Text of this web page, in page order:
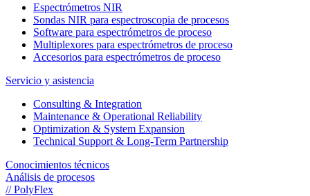
Espectrómetros NIR
Sondas NIR para espectroscopia de procesos
Software para espectrómetros de proceso
Multiplexores para espectrómetros de proceso
Accesorios para espectrómetros de proceso
Servicio y asistencia
Consulting & Integration
Maintenance & Operational Reliability
Optimization & System Expansion
Technical Support & Long-Term Partnership
Conocimientos técnicos
Análisis de procesos
// PolyFlex